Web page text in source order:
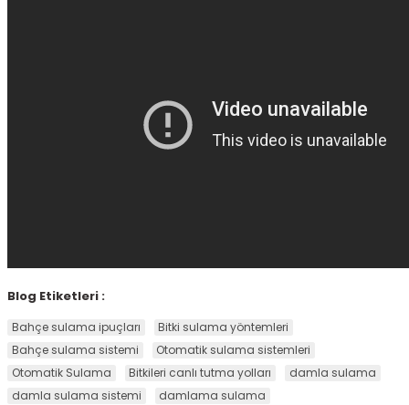
Blog Etiketleri :
Bahçe sulama ipuçları
Bitki sulama yöntemleri
Bahçe sulama sistemi
Otomatik sulama sistemleri
Otomatik Sulama
Bitkileri canlı tutma yolları
damla sulama
damla sulama sistemi
damlama sulama